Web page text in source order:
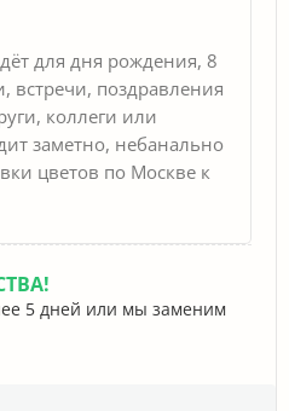
для дня рождения, 8
встречи, поздравления
коллеги или
заметно, небанально
цветов по Москве к
5 дней или мы заменим